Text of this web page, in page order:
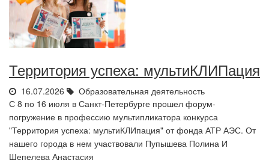
Территория успеха: мультиКЛИПация
16.07.2026
Образовательная деятельность
С 8 по 16 июля в Санкт-Петербурге прошел форум-
погружение в профессию мультипликатора конкурса
"Территория успеха: мультиКЛИпация" от фонда АТР АЭС. От
нашего города в нем участвовали Пупышева Полина И
Шепелева Анастасия